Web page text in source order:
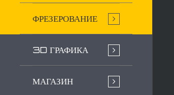
ФРЕЗЕРОВАНИЕ
3D ГРАФИКА
МАГАЗИН